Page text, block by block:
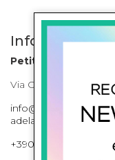
Info contatti
Petit Pasha
Via Cilea, 255 Napoli
+39081643421 ,